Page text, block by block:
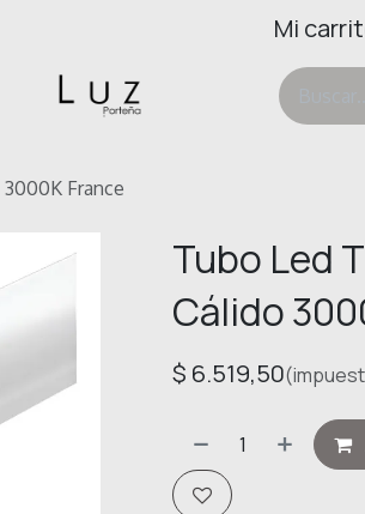
Mi
Ayuda
France
Tubo Led
Cálido
$ 6.519,50